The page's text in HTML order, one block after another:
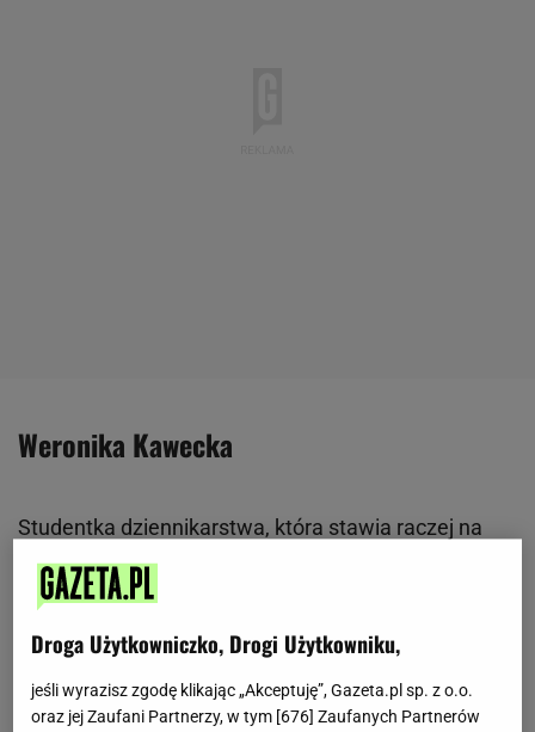
Weronika Kawecka
Studentka dziennikarstwa, która stawia raczej na
praktykę niż teorię. Do niedawna redaktorka portalu
myfitness.pl, obecnie autorka SEO w redakcji
plotek.pl.
Swoje pierwsze dziennikarskie kroki stawiała w
Agorze i to właśnie z tym miejscem związała się na
Droga Użytkowniczko, Drogi Użytkowniku,
jeśli wyrazisz zgodę klikając „Akceptuję”, Gazeta.pl sp. z o.o.
oraz jej Zaufani Partnerzy, w tym [676] Zaufanych Partnerów